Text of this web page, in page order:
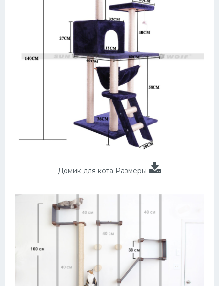
Домик для кота Размеры